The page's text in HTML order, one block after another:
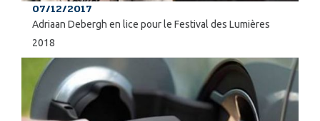
07/12/2017
Adriaan Debergh en lice pour le Festival des Lumières
2018